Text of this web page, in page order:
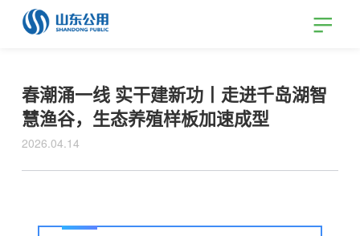
春潮涌一线 实干建新功丨走进千岛湖智
慧渔谷，生态养殖样板加速成型
2026.04.14